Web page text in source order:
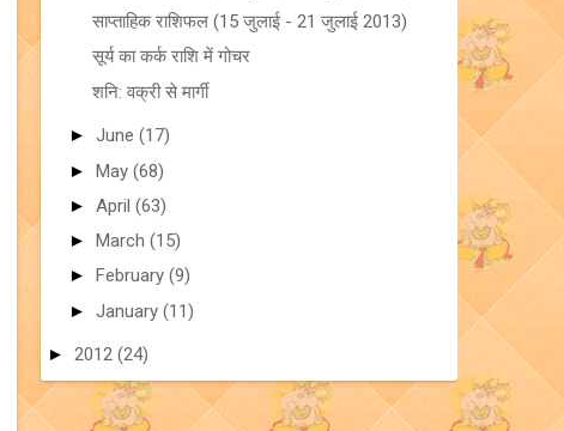
साप्ताहिक राशिफल (15 जुलाई - 21 जुलाई 2013)
सूर्य का कर्क राशि में गोचर
शनि: वक्री से मार्गी
► June (17)
► May (68)
► April (63)
► March (15)
► February (9)
► January (11)
► 2012 (24)